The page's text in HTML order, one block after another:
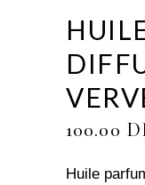
100.00
Huile